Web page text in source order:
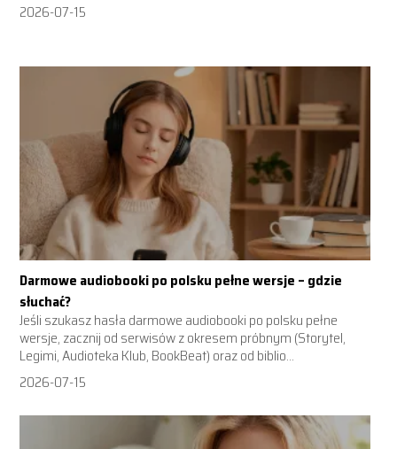
2026-07-15
Darmowe audiobooki po polsku pełne wersje – gdzie
słuchać?
Jeśli szukasz hasła darmowe audiobooki po polsku pełne
wersje, zacznij od serwisów z okresem próbnym (Storytel,
Legimi, Audioteka Klub, BookBeat) oraz od biblio...
2026-07-15